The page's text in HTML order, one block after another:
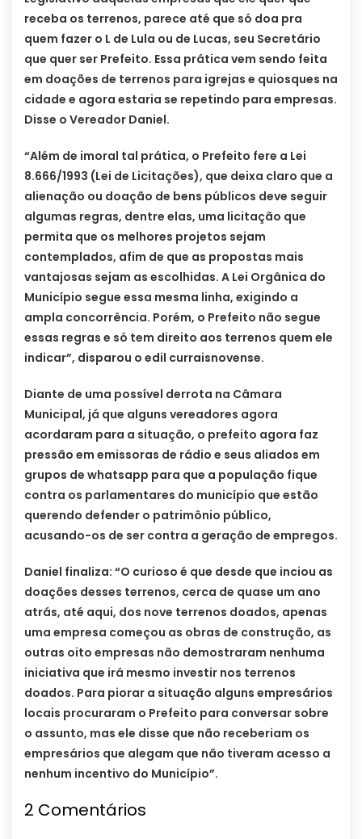
receba os terrenos, parece até que só doa pra
quem fazer o L de Lula ou de Lucas, seu Secretário
que quer ser Prefeito. Essa prática vem sendo feita
em doações de terrenos para igrejas e quiosques na
cidade e agora estaria se repetindo para empresas.
Disse o Vereador Daniel.
“Além de imoral tal prática, o Prefeito fere a Lei
8.666/1993 (Lei de Licitações), que deixa claro que a
alienação ou doação de bens públicos deve seguir
algumas regras, dentre elas, uma licitação que
permita que os melhores projetos sejam
contemplados, afim de que as propostas mais
vantajosas sejam as escolhidas. A Lei Orgânica do
Município segue essa mesma linha, exigindo a
ampla concorrência. Porém, o Prefeito não segue
essas regras e só tem direito aos terrenos quem ele
indicar”, disparou o edil curraisnovense.
Diante de uma possível derrota na Câmara
Municipal, já que alguns vereadores agora
acordaram para a situação, o prefeito agora faz
pressão em emissoras de rádio e seus aliados em
grupos de whatsapp para que a população fique
contra os parlamentares do município que estão
querendo defender o patrimônio público,
acusando-os de ser contra a geração de empregos.
Daniel finaliza: “O curioso é que desde que inciou as
doações desses terrenos, cerca de quase um ano
atrás, até aqui, dos nove terrenos doados, apenas
uma empresa começou as obras de construção, as
outras oito empresas não demostraram nenhuma
iniciativa que irá mesmo investir nos terrenos
doados. Para piorar a situação alguns empresários
locais procuraram o Prefeito para conversar sobre
o assunto, mas ele disse que não receberiam os
empresários que alegam que não tiveram acesso a
nenhum incentivo do Município”.
2 Comentários